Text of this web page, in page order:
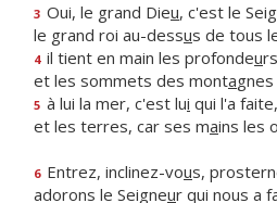
3 Oui, le grand Dieu, c'est le
le grand roi au-dessus de tous
4 il tient en main les profondeu
et les sommets des montagnes
5 à lui la mer, c'est lui qui l'a faite,
et les terres, car ses mains les
6 Entrez, inclinez-vous,
adorons le Seigneur qui nous a